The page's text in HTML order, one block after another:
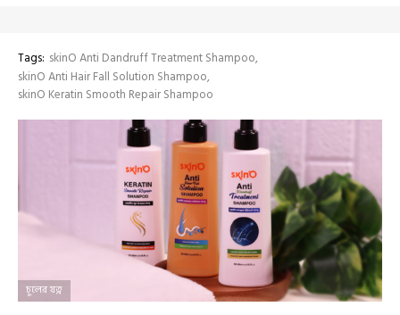
Tags: skinO Anti Dandruff Treatment Shampoo
skinO Anti Hair Fall Solution Shampoo
skinO Keratin Smooth Repair Shampoo
চুলের যত্ন